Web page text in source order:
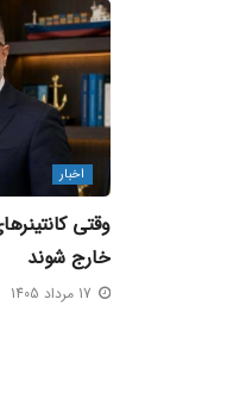
اخبار
وقتی
خارج شوند